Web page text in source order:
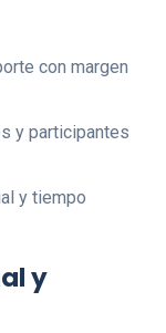
con margen
y participantes
y tiempo
y